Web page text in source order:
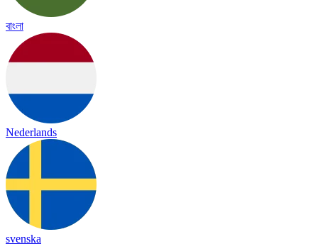
বাংলা
Nederlands
svenska